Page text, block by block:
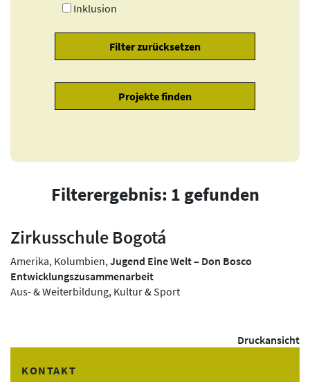
Inklusion
Filterergebnis: 1 gefunden
Zirkusschule Bogotá
Amerika, Kolumbien, Jugend Eine Welt – Don Bosco
Entwicklungszusammenarbeit
Aus- & Weiterbildung, Kultur & Sport
Druckansicht
KONTAKT